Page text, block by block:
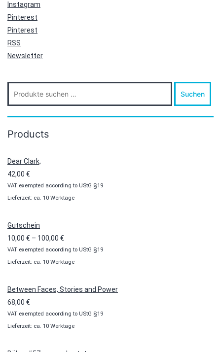
Instagram
Pinterest
Pinterest
RSS
Newsletter
nach:
Suchen
Products
Dear Clark,
42,00 €
VAT exempted according to UStG §19
Lieferzeit: ca. 10 Werktage
Gutschein
10,00 € – 100,00 €
10,00 €
bis
VAT exempted according to UStG §19
Lieferzeit: ca. 10 Werktage
Between Faces, Stories and Power
68,00 €
VAT exempted according to UStG §19
Lieferzeit: ca. 10 Werktage